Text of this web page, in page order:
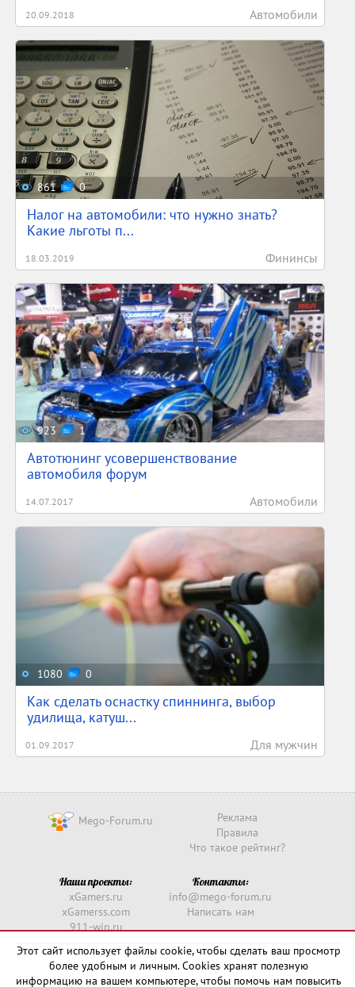
20.09.2018 Автомобили
861 0
Налог на автомобили: что нужно знать?
Какие льготы п...
18.03.2019 Фининсы
923 1
Автотюнинг усовершенствование
автомобиля форум
14.07.2017 Автомобили
1080 0
Как сделать оснастку спиннинга, выбор
удилища, катуш...
01.09.2017 Для мужчин
Mego-Forum.ru
Реклама
Правила
Что такое рейтинг?
Наши проекты:
xGamers.ru
xGamerss.com
911-win.ru
Контакты:
info@mego-forum.ru
Написать нам
Copyright © 2016 -2026
Этот сайт использует файлы cookie, чтобы сделать ваш просмотр
более удобным и личным. Cookies хранят полезную
информацию на вашем компьютере, чтобы помочь нам повысить